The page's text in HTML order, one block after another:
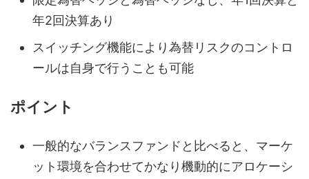
年2回決算あり
スイッチング機能により為替リスクのコントロ
ールは自身で行うことも可能
ポイント
一般的なバランスファンドと比べると、マーケ
ット環境を合わせてかなり機動的にアロケーシ